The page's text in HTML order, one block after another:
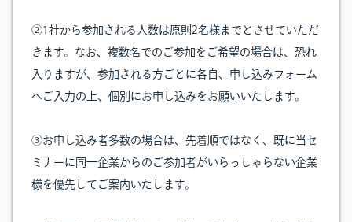
②1社から参加される人数は原則2名様までとさせていただ
きます。なお、複数名でのご参加をご希望の場合は、恐れ
入りますが、参加される方ごとに各自、申し込みフォーム
へご入力の上、個別にお申し込みをお願いいたします。
③お申し込み者多数の場合は、先着順ではなく、既に当セ
ミナーに同一企業からのご参加者がいらっしゃらない企業
様を優先してご案内いたします。